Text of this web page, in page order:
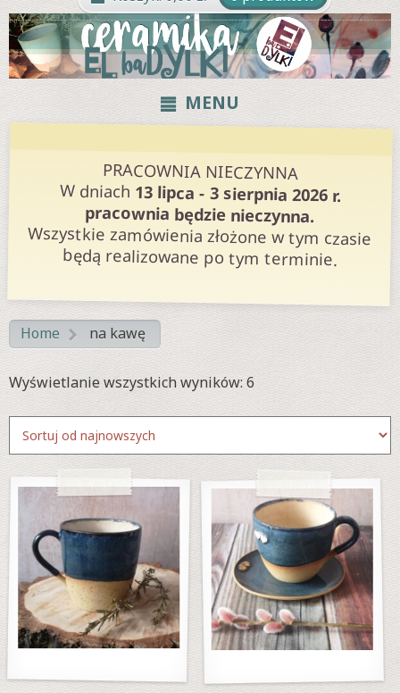
MENU
PRACOWNIA NIECZYNNA
W dniach 13 lipca - 3 sierpnia 2026 r.
pracownia będzie nieczynna.
Wszystkie zamówienia złożone w tym czasie
będą realizowane po tym terminie.
Home > na kawę
Wyświetlanie wszystkich wyników: 6